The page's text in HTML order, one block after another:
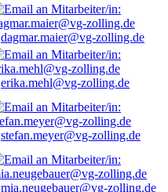
dagmar.maier@vg-zolling.de
erika.mehl@vg-zolling.de
stefan.meyer@vg-zolling.de
mia.neugebauer@vg-zolling.de